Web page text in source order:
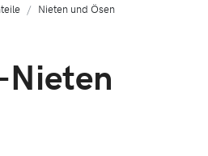
Nieten und Ösen
Nieten